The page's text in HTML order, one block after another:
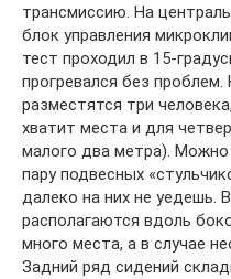
трансмиссию. На
блок управления
тест проходил в 15-
прогревался без
разместятся три
хватит места и для
малого два метра). Можно
пару подвесных
далеко на них не уедешь.
располагаются вдоль
много места, а в случае
Задний ряд сидений